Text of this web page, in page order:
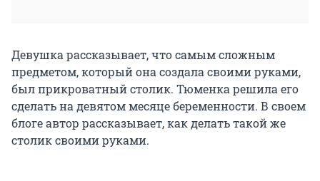
Девушка рассказывает, что самым сложным
предметом, который она создала своими руками,
был прикроватный столик. Тюменка решила его
сделать на девятом месяце беременности. В своем
блоге автор рассказывает, как делать такой же
столик своими руками.